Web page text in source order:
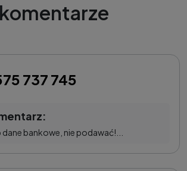
komentarze
737 745
bankowe, nie podawać!...